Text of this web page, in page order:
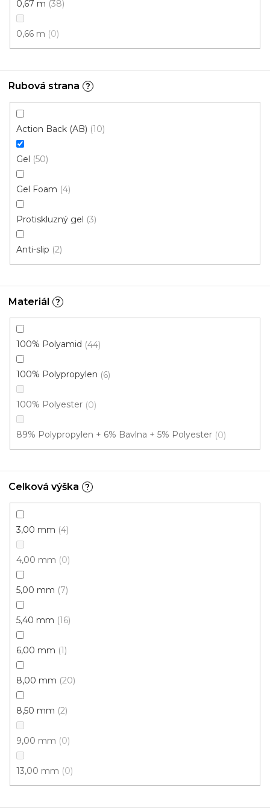
0,67 m 38
0,66 m 0
Rubová strana ?
Action Back (AB) 10
Gel 50
Gel Foam 4
Protiskluzný gel 3
Anti-slip 2
Materiál ?
100% Polyamid 44
100% Polypropylen 6
100% Polyester 0
89% Polypropylen + 6% Bavlna + 5% Polyester 0
Celková výška ?
3,00 mm 4
4,00 mm 0
5,00 mm 7
5,40 mm 16
6,00 mm 1
8,00 mm 20
8,50 mm 2
9,00 mm 0
13,00 mm 0
Koberce běhouny Essenza /gel 19 šedá
Skladem externě, odesíláme do 3 - 8 dní
od
1,2 m 1 m 0,8 m 0,67 m
Koberce běhouny REKORD /gel 802 šedá
od382 Kč/ m2
1,2 m 1 m